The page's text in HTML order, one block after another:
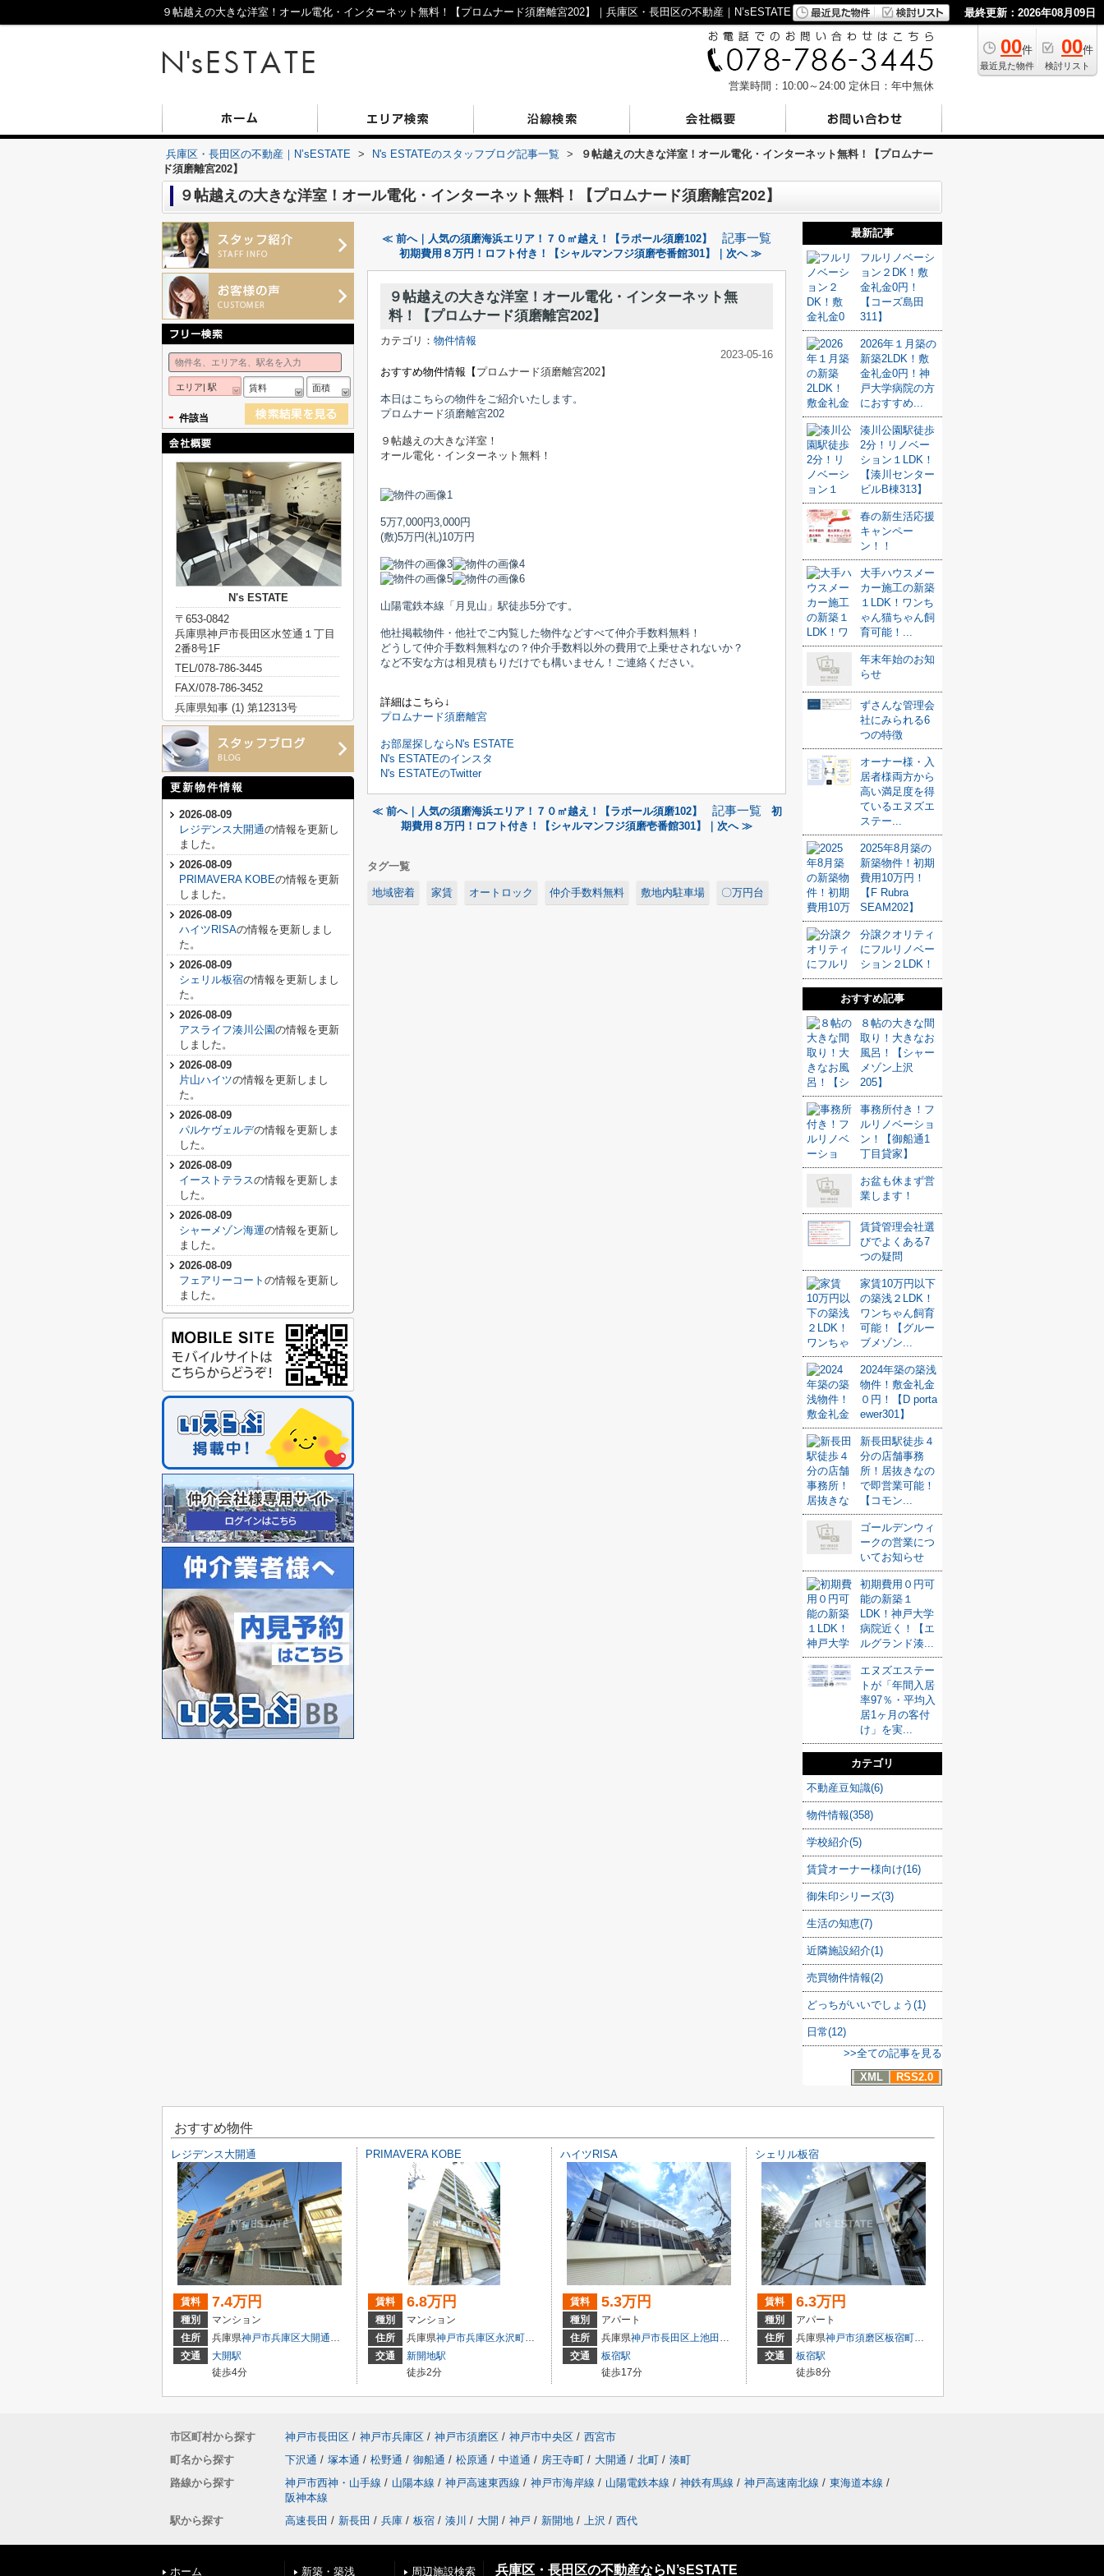
９帖越えの大きな洋室！オール電化・インターネット無料！【プロムナード須磨離宮202】｜兵庫区・長田区の不動産｜N’sESTATE 最終更新：2026年08月09日
00件
最近見た物件
00件
検討リスト
営業時間：10:00～24:00 定休日：年中無休
兵庫区・長田区の不動産｜N’sESTATE > N's ESTATEのスタッフブログ記事一覧 >
９帖越えの大きな洋室！オール電化・インターネット無料！【プロムナー
ド須磨離宮202】
９帖越えの大きな洋室！オール電化・インターネット無料！【プロムナード須磨離宮202】
≪ 前へ｜人気の須磨海浜エリア！７０㎡越え！【ラポール須磨102】 記事一覧
初期費用８万円！ロフト付き！【シャルマンフジ須磨壱番館301】｜次へ ≫
９帖越えの大きな洋室！オール電化・インターネット無
料！【プロムナード須磨離宮202】
カテゴリ： 物件情報
2023-05-16
おすすめ物件情報【 プロムナード須磨離宮202】
本日はこちらの物件をご紹介いたします。
プロムナード須磨離宮202
９帖越えの大きな洋室！
オール電化・インターネット無料！
5万7,000円3,000円
(敷)5万円(礼)10万円
山陽電鉄本線「月見山」駅徒歩5分です。
他社掲載物件・他社でご内覧した物件などすべて仲介手数料無料！
どうして仲介手数料無料なの？仲介手数料以外の費用で上乗せされないか？
など不安な方は相見積もりだけでも構いません！ご連絡ください。
詳細はこちら↓
プロムナード須磨離宮
お部屋探しならN's ESTATE
N's ESTATEのインスタ
N's ESTATEのTwitter
≪ 前へ｜人気の須磨海浜エリア！７０㎡越え！【ラポール須磨102】 記事一覧
初
期費用８万円！ロフト付き！【シャルマンフジ須磨壱番館301】｜次へ ≫
タグ一覧
地域密着 家賃 オートロック 仲介手数料無料 敷地内駐車場 〇万円台
最新記事
フルリノベーシ
ョン２DK！敷
金礼金0円！
【コーズ島田
311】
2026年１月築の
新築2LDK！敷
金礼金0円！神
戸大学病院の方
におすすめ...
湊川公園駅徒歩
2分！リノベー
ション１LDK！
【湊川センター
ビルB棟313】
春の新生活応援
キャンペー
ン！！
大手ハウスメー
カー施工の新築
１LDK！ワンち
ゃん猫ちゃん飼
育可能！...
年末年始のお知
らせ
ずさんな管理会
社にみられる6
つの特徴
オーナー様・入
居者様両方から
高い満足度を得
ているエヌズエ
ステー...
2025年8月築の
新築物件！初期
費用10万円！
【F Rubra
SEAM202】
分譲クオリティ
にフルリノベー
ション２LDK！
おすすめ記事
８帖の大きな間
取り！大きなお
風呂！【シャー
メゾン上沢
205】
事務所付き！フ
ルリノベーショ
ン！【御船通1
丁目貸家】
お盆も休まず営
業します！
賃貸管理会社選
びでよくある7
つの疑問
家賃10万円以下
の築浅２LDK！
ワンちゃん飼育
可能！【グルー
ブメゾン...
2024年築の築浅
物件！敷金礼金
０円！【D porta
ewer301】
新長田駅徒歩４
分の店舗事務
所！居抜きなの
で即営業可能！
【コモン...
ゴールデンウィ
ークの営業につ
いてお知らせ
初期費用０円可
能の新築１
LDK！神戸大学
病院近く！【エ
ルグランド湊...
エヌズエステー
トが「年間入居
率97％・平均入
居1ヶ月の客付
け」を実...
カテゴリ
不動産豆知識(6)
物件情報(358)
学校紹介(5)
賃貸オーナー様向け(16)
御朱印シリーズ(3)
生活の知恵(7)
近隣施設紹介(1)
売買物件情報(2)
どっちがいいでしょう(1)
日常(12)
>>全ての記事を見る
XML
RSS2.0
エリア| 駅 賃料 面積
- 件該当
N's ESTATE
〒653-0842
兵庫県神戸市長田区水笠通１丁目
2番8号1F
TEL/078-786-3445
FAX/078-786-3452
兵庫県知事 (1) 第12313号
更新物件情報
2026-08-09
レジデンス大開通の情報を更新し
ました。
2026-08-09
PRIMAVERA KOBEの情報を更新
しました。
2026-08-09
ハイツRISAの情報を更新しまし
た。
2026-08-09
シェリル板宿の情報を更新しまし
た。
2026-08-09
アスライフ湊川公園の情報を更新
しました。
2026-08-09
片山ハイツの情報を更新しまし
た。
2026-08-09
パルケヴェルデの情報を更新しま
した。
2026-08-09
イーストテラスの情報を更新しま
した。
2026-08-09
シャーメゾン海運の情報を更新し
ました。
2026-08-09
フェアリーコート の情報を更新し
ました。
おすすめ物件
レジデンス大開通
賃料 7.4万円
種別
マンション
住所
兵庫県神戸市兵庫区大開通６丁目
交通
大開駅
徒歩4分
PRIMAVERA KOBE
賃料 6.8万円
種別
マンション
住所
兵庫県神戸市兵庫区永沢町４丁目
交通
新開地駅
徒歩2分
ハイツRISA
賃料 5.3万円
種別
アパート
住所
兵庫県神戸市長田区上池田 ３丁目
交通
板宿駅
徒歩17分
シェリル板宿
賃料 6.3万円
種別
アパート
住所
兵庫県神戸市須磨区板宿町３丁目8-3
交通
板宿駅
徒歩8分
市区町村から探す 神戸市長田区 / 神戸市兵庫区 / 神戸市須磨区 / 神戸市中央区 / 西宮市
町名から探す
下沢通 / 塚本通 / 松野通 / 御船通 / 松原通 / 中道通 / 房王寺町 / 大開通 / 北町 / 湊町
路線から探す
神戸市西神・山手線 / 山陽本線 / 神戸高速東西線 / 神戸市海岸線 / 山陽電鉄本線 / 神鉄有馬線 / 神戸高速南北線 / 東海道本線 /
阪神本線
駅から探す
高速長田 / 新長田 / 兵庫 / 板宿 / 湊川 / 大開 / 神戸 / 新開地 / 上沢 / 西代
ホーム 新築・築浅 周辺施設検索 兵庫区・長田区の不動産ならN’sESTATE